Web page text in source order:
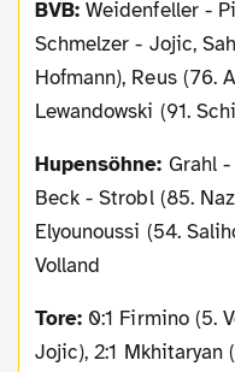
BVB: Weidenfeller -
Schmelzer - Jojic,
Hofmann), Reus (76.
Lewandowski (91.
Hupensöhne: Grahl -
Beck - Strobl (85.
Elyounoussi (54.
Volland
Tore: 0:1 Firmino (5.
Jojic), 2:1 Mkhitaryan